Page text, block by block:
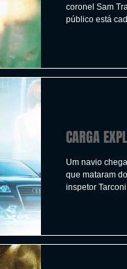
coronel Sam
público está
CARGA
Um navio
que mataram
inspetor